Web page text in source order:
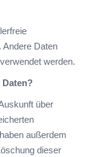
Andere Daten
werden.
Daten?
über
außerdem
dieser